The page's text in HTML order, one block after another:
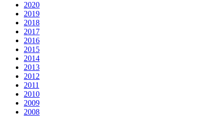
2020
2019
2018
2017
2016
2015
2014
2013
2012
2011
2010
2009
2008